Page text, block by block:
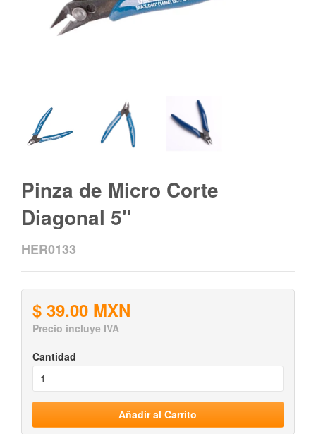
Pinza de Micro Corte
Diagonal 5"
HER0133
$ 39.00 MXN
Precio incluye IVA
Cantidad